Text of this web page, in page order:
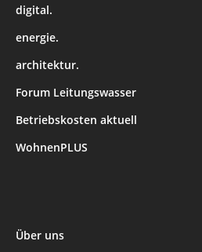
digital.
energie.
architektur.
Forum Leitungswasser
Betriebskosten aktuell
WohnenPLUS
Über uns